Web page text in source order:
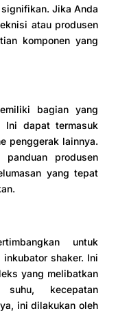
Jika Anda
atau produsen
komponen yang
bagian yang
Ini dapat termasuk
penggerak lainnya.
produsen
yang tepat
untuk
shaker. Ini
yang melibatkan
kecepatan
ini dilakukan oleh